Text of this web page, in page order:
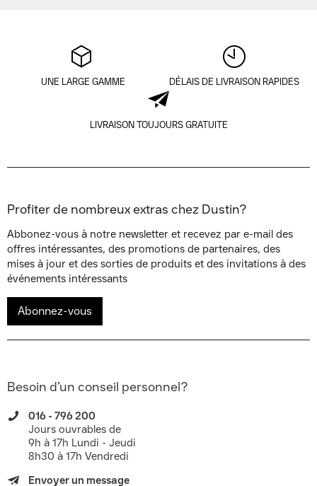
UNE LARGE GAMME DÉLAIS DE LIVRAISON RAPIDES
LIVRAISON TOUJOURS GRATUITE
Profiter de nombreux extras chez Dustin?
Abbonez-vous à notre newsletter et recevez par e-mail des
offres intéressantes, des promotions de partenaires, des
mises à jour et des sorties de produits et des invitations à des
événements intéressants
Abonnez-vous
Besoin d’un conseil personnel?
016 - 796 200
Jours ouvrables de
9h à 17h Lundi - Jeudi
8h30 à 17h Vendredi
Envoyer un message